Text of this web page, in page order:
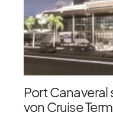
Port
von Cruise